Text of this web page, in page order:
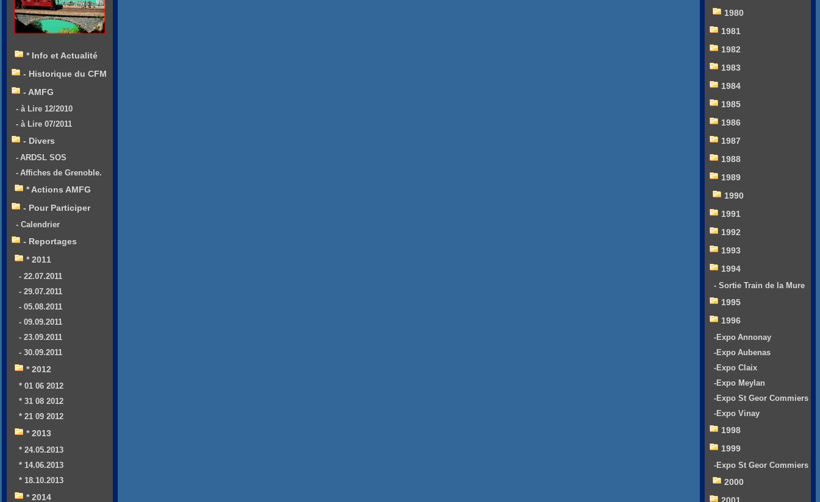
* Info et Actualité
- Historique du CFM
- AMFG
- à Lire 12/2010
- à Lire 07/2011
- Divers
- ARDSL SOS
- Affiches de Grenoble.
* Actions AMFG
- Pour Participer
- Calendrier
- Reportages
* 2011
- 22.07.2011
- 29.07.2011
- 05.08.2011
- 09.09.2011
- 23.09.2011
- 30.09.2011
* 2012
* 01 06 2012
* 31 08 2012
* 21 09 2012
* 2013
* 24.05.2013
* 14.06.2013
* 18.10.2013
* 2014
1980
1981
1982
1983
1984
1985
1986
1987
1988
1989
1990
1991
1992
1993
1994
- Sortie Train de la Mure
1995
1996
-Expo Annonay
-Expo Aubenas
-Expo Claix
-Expo Meylan
-Expo St Geor Commiers
-Expo Vinay
1998
1999
-Expo St Geor Commiers
2000